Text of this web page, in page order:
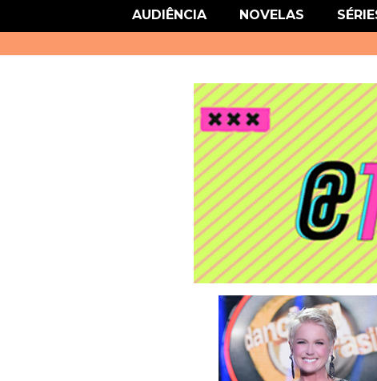
link href='http://fonts.googleapis.com/css?family=Roboto' rel='stylesheet'
AUDIÊNCIA NOVELAS